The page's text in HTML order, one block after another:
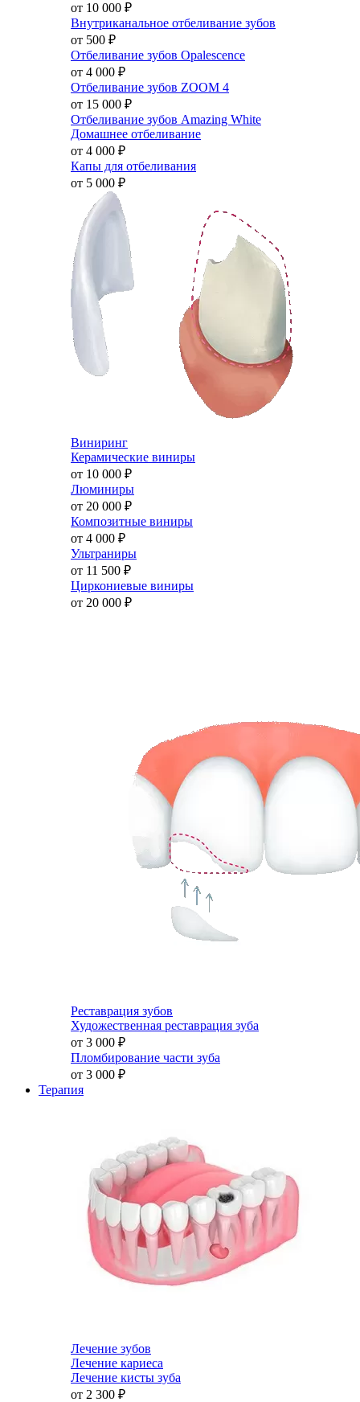
от 10 000 ₽
Внутриканальное отбеливание зубов
от 500 ₽
Отбеливание зубов Opalescence
от 4 000 ₽
Отбеливание зубов ZOOM 4
от 15 000 ₽
Отбеливание зубов Amazing White
Домашнее отбеливание
от 4 000 ₽
Капы для отбеливания
от 5 000 ₽
Виниринг
Керамические виниры
от 10 000 ₽
Люминиры
от 20 000 ₽
Композитные виниры
от 4 000 ₽
Ультраниры
от 11 500 ₽
Циркониевые виниры
от 20 000 ₽
Реставрация зубов
Художественная реставрация зуба
от 3 000 ₽
Пломбирование части зуба
от 3 000 ₽
Терапия
Лечение зубов
Лечение кариеса
Лечение кисты зуба
от 2 300 ₽